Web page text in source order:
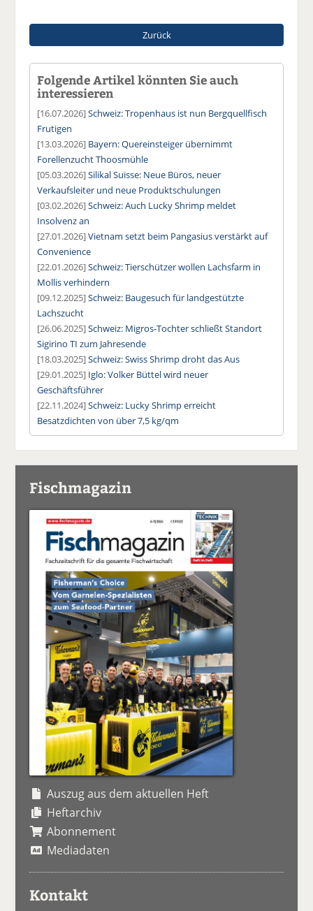
Zurück
Folgende Artikel könnten Sie auch
interessieren
[16.07.2026]Schweiz: Tropenhaus ist nun Bergquellfisch
Frutigen
[13.03.2026] Bayern: Quereinsteiger übernimmt
Forellenzucht Thoosmühle
[05.03.2026]Silikal Suisse: Neue Büros, neuer
Verkaufsleiter und neue Produktschulungen
[03.02.2026]Schweiz: Auch Lucky Shrimp meldet
Insolvenz an
[27.01.2026]Vietnam setzt beim Pangasius verstärkt auf
Convenience
[22.01.2026]Schweiz: Tierschützer wollen Lachsfarm in
Mollis verhindern
[09.12.2025]Schweiz: Baugesuch für landgestützte
Lachszucht
[26.06.2025]Schweiz: Migros-Tochter schließt Standort
Sigirino TI zum Jahresende
[18.03.2025]Schweiz: Swiss Shrimp droht das Aus
[29.01.2025] Iglo: Volker Büttel wird neuer
Geschäftsführer
[22.11.2024]Schweiz: Lucky Shrimp erreicht
Besatzdichten von über 7,5 kg/qm
Fischmagazin
Auszug aus dem aktuellen Heft
Heftarchiv
Abonnement
Mediadaten
Kontakt